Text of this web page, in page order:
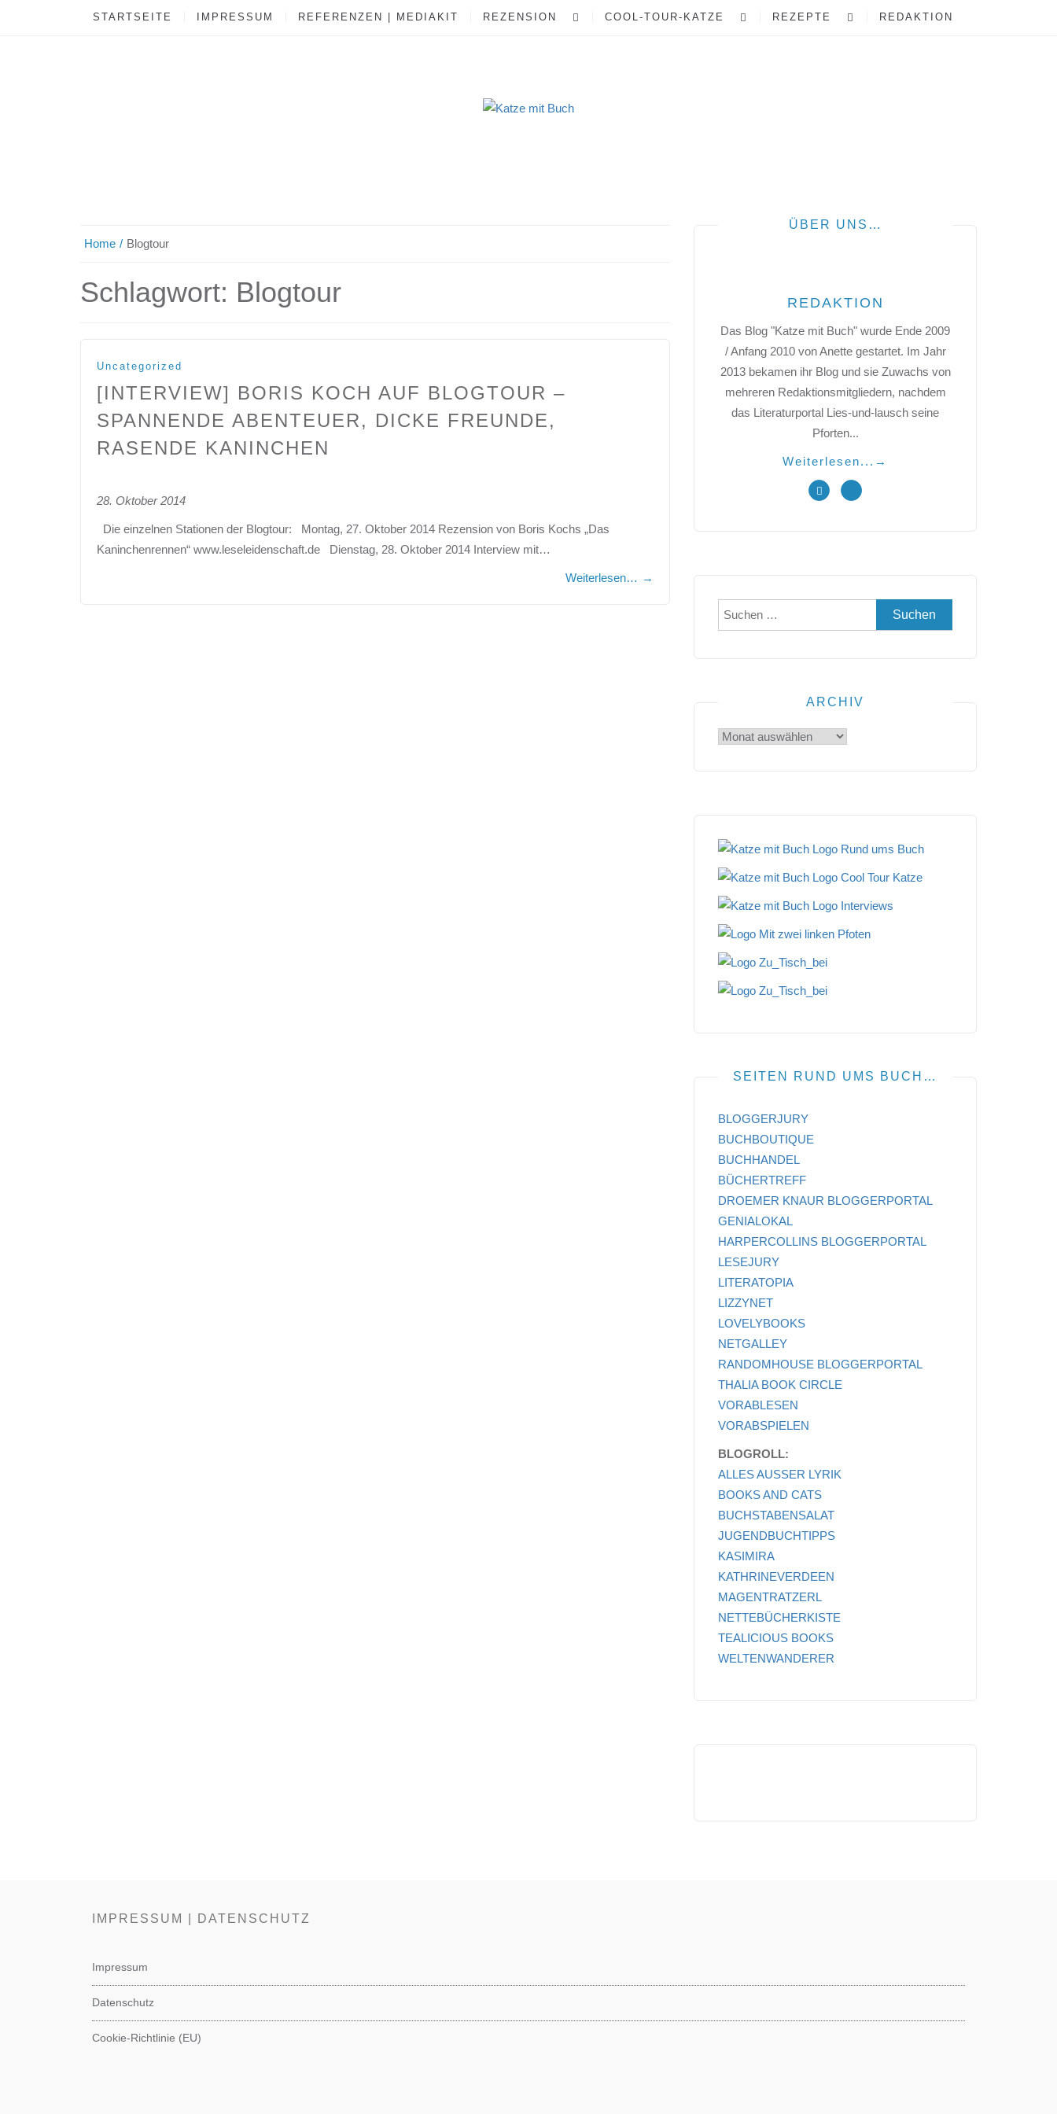
STARTSEITE IMPRESSUM REFERENZEN | MEDIAKIT REZENSION COOL-TOUR-KATZE REZEPTE REDAKTION
Home Blogtour
Schlagwort: Blogtour
Uncategorized
[INTERVIEW] BORIS KOCH AUF BLOGTOUR –
SPANNENDE ABENTEUER, DICKE FREUNDE,
RASENDE KANINCHEN
28. Oktober 2014
Die einzelnen Stationen der Blogtour: Montag, 27. Oktober 2014 Rezension von Boris Kochs „Das
Kaninchenrennen“ www.leseleidenschaft.de Dienstag, 28. Oktober 2014 Interview mit…
Weiterlesen… →
ÜBER UNS…
REDAKTION
Das Blog "Katze mit Buch" wurde Ende 2009
/ Anfang 2010 von Anette gestartet. Im Jahr
2013 bekamen ihr Blog und sie Zuwachs von
mehreren Redaktionsmitgliedern, nachdem
das Literaturportal Lies-und-lausch seine
Pforten...
Weiterlesen... →
Suchen
nach:
ARCHIV
Archiv
SEITEN RUND UMS BUCH…
BLOGGERJURY
BUCHBOUTIQUE
BUCHHANDEL
BÜCHERTREFF
DROEMER KNAUR BLOGGERPORTAL
GENIALOKAL
HARPERCOLLINS BLOGGERPORTAL
LESEJURY
LITERATOPIA
LIZZYNET
LOVELYBOOKS
NETGALLEY
RANDOMHOUSE BLOGGERPORTAL
THALIA BOOK CIRCLE
VORABLESEN
VORABSPIELEN
BLOGROLL:
ALLES AUSSER LYRIK
BOOKS AND CATS
BUCHSTABENSALAT
JUGENDBUCHTIPPS
KASIMIRA
KATHRINEVERDEEN
MAGENTRATZERL
NETTEBÜCHERKISTE
TEALICIOUS BOOKS
WELTENWANDERER
IMPRESSUM | DATENSCHUTZ
Impressum
Datenschutz
Cookie-Richtlinie (EU)